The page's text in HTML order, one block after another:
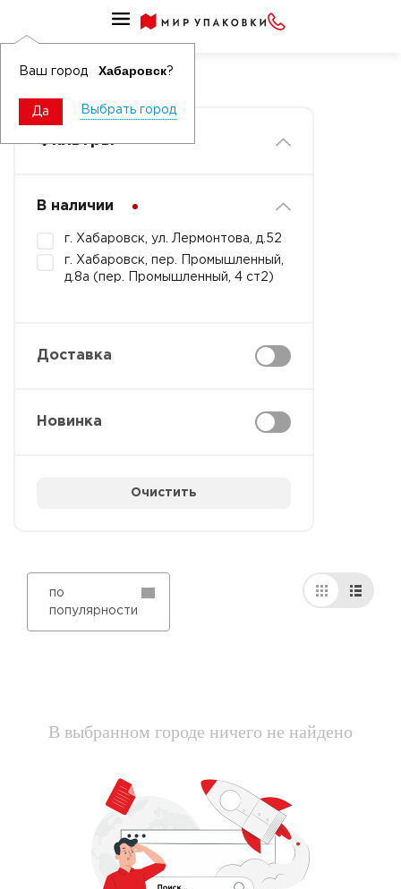
Ваш город Хабаровск?
Да Выбрать город
Средства по уходу за телом и волосами для дома
Гели для душа
Фильтры
В наличии
г. Хабаровск, ул. Лермонтова, д.52
г. Хабаровск, пер. Промышленный,
д.8а (пер. Промышленный, 4 ст2)
Доставка
Новинка
Очистить
по
популярности
В выбранном городе ничего не найдено